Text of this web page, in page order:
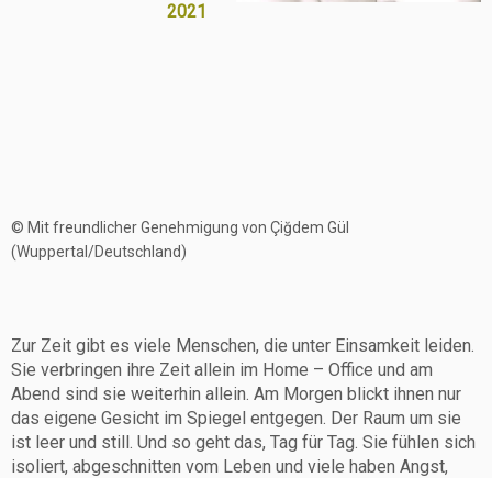
2021
© Mit freundlicher Genehmigung von Çiğdem Gül
(Wuppertal/Deutschland)
Zur Zeit gibt es viele Menschen, die unter Einsamkeit leiden.
Sie verbringen ihre Zeit allein im Home – Office und am
Abend sind sie weiterhin allein. Am Morgen blickt ihnen nur
das eigene Gesicht im Spiegel entgegen. Der Raum um sie
ist leer und still. Und so geht das, Tag für Tag. Sie fühlen sich
isoliert, abgeschnitten vom Leben und viele haben Angst,